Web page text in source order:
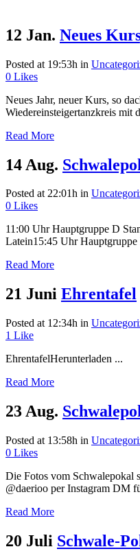
12 Jan. Neues
Posted at 19:53h in
0 Likes
Neues Jahr, neuer Kurs, so
Wiedereinsteigertanzkreis mit
Read More
14 Aug.
Posted at 22:01h in
0 Likes
11:00 Uhr Hauptgruppe D
Latein15:45 Uhr
Read More
21 Juni Ehrentafel
Posted at 12:34h in
1 Like
EhrentafelHerunterladen ...
Read More
23 Aug.
Posted at 13:58h in
0 Likes
Die Fotos vom Schwalepokal
@daerioo per Instagram DM
Read More
20 Juli Schwale-